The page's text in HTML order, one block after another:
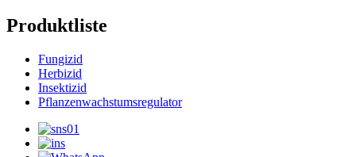
Produktliste
Fungizid
Herbizid
Insektizid
Pflanzenwachstumsregulator